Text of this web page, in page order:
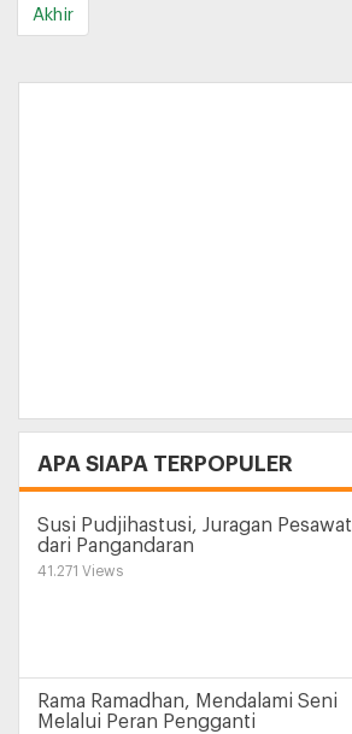
Akhir
APA SIAPA TERPOPULER
Susi Pudjihastusi, Juragan Pesawat
dari Pangandaran
41.271 Views
Rama Ramadhan, Mendalami Seni
Melalui Peran Pengganti